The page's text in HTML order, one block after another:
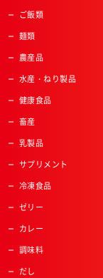
ご飯類
麺類
農産品
水産・ねり製品
健康食品
畜産
乳製品
サプリメント
冷凍食品
ゼリー
カレー
調味料
だし